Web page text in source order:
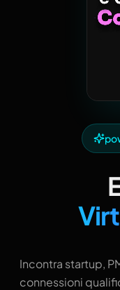
Incontra startup,
connessioni